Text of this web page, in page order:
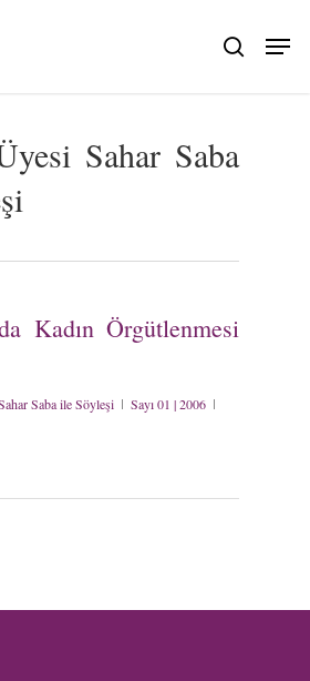
search
Sahar Saba
Kadın Örgütlenmesi
Saba ile Söyleşi Sayı 01 | 2006